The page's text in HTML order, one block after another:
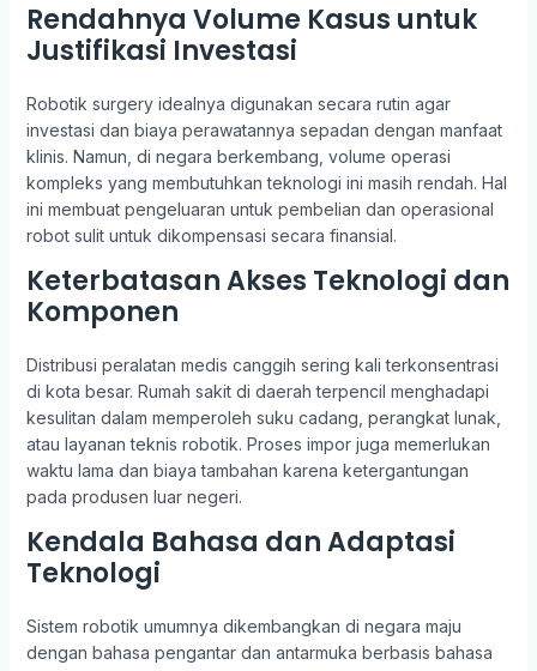
Rendahnya Volume Kasus untuk
Justifikasi Investasi
Robotik surgery idealnya digunakan secara rutin agar
investasi dan biaya perawatannya sepadan dengan manfaat
klinis. Namun, di negara berkembang, volume operasi
kompleks yang membutuhkan teknologi ini masih rendah. Hal
ini membuat pengeluaran untuk pembelian dan operasional
robot sulit untuk dikompensasi secara finansial.
Keterbatasan Akses Teknologi dan
Komponen
Distribusi peralatan medis canggih sering kali terkonsentrasi
di kota besar. Rumah sakit di daerah terpencil menghadapi
kesulitan dalam memperoleh suku cadang, perangkat lunak,
atau layanan teknis robotik. Proses impor juga memerlukan
waktu lama dan biaya tambahan karena ketergantungan
pada produsen luar negeri.
Kendala Bahasa dan Adaptasi
Teknologi
Sistem robotik umumnya dikembangkan di negara maju
dengan bahasa pengantar dan antarmuka berbasis bahasa